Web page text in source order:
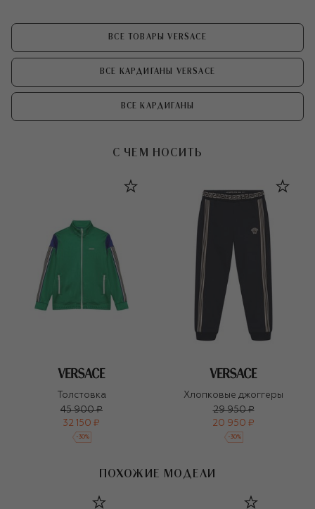
ВСЕ ТОВАРЫ VERSACE
ВСЕ КАРДИГАНЫ VERSACE
ВСЕ КАРДИГАНЫ
С ЧЕМ НОСИТЬ
Толстовка
45 900 ₽
32 150 ₽
-30%
Хлопковые джоггеры
29 950 ₽
20 950 ₽
-30%
ПОХОЖИЕ МОДЕЛИ